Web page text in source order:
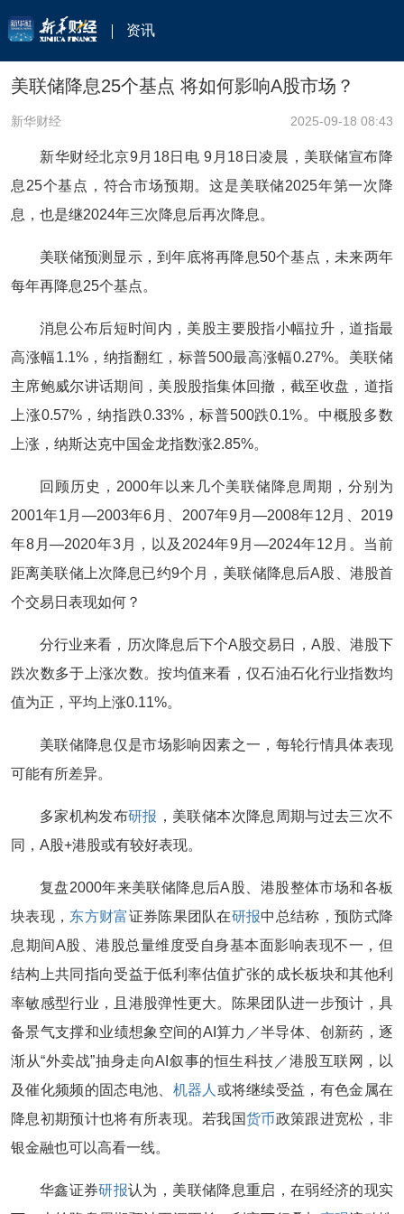
资讯
美联储降息25个基点 将如何影响A股市场？
新华财经 2025-09-18 08:43
新华财经北京9月18日电 9月18日凌晨，美联储宣布降
息25个基点，符合市场预期。这是美联储2025年第一次降
息，也是继2024年三次降息后再次降息。
美联储预测显示，到年底将再降息50个基点，未来两年
每年再降息25个基点。
消息公布后短时间内，美股主要股指小幅拉升，道指最
高涨幅1.1%，纳指翻红，标普500最高涨幅0.27%。美联储
主席鲍威尔讲话期间，美股股指集体回撤，截至收盘，道指
上涨0.57%，纳指跌0.33%，标普500跌0.1%。中概股多数
上涨，纳斯达克中国金龙指数涨2.85%。
回顾历史，2000年以来几个美联储降息周期，分别为
2001年1月—2003年6月、2007年9月—2008年12月、2019
年8月—2020年3月，以及2024年9月—2024年12月。当前
距离美联储上次降息已约9个月，美联储降息后A股、港股首
个交易日表现如何？
分行业来看，历次降息后下个A股交易日，A股、港股下
跌次数多于上涨次数。按均值来看，仅石油石化行业指数均
值为正，平均上涨0.11%。
美联储降息仅是市场影响因素之一，每轮行情具体表现
可能有所差异。
多家机构发布研报 ，美联储本次降息周期与过去三次不
同，A股+港股或有较好表现。
复盘2000年来美联储降息后A股、港股整体市场和各板
块表现， 东方财富证券陈果团队在研报中总结称，预防式降
息期间A股、港股总量维度受自身基本面影响表现不一，但
结构上共同指向受益于低利率估值扩张的成长板块和其他利
率敏感型行业，且港股弹性更大。陈果团队进一步预计，具
备景气支撑和业绩想象空间的AI算力／半导体、创新药，逐
渐从“外卖战”抽身走向AI叙事的恒生科技／港股互联网，以
及催化频频的固态电池、 机器人 或将继续受益，有色金属在
降息初期预计也将有所表现。若我国货币政策跟进宽松，非
银金融也可以高看一线。
华鑫证券研报认为，美联储降息重启，在弱经济的现实